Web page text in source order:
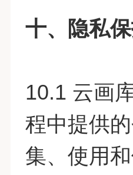
十、隐私
10.1 云画
程中提供
集、使用